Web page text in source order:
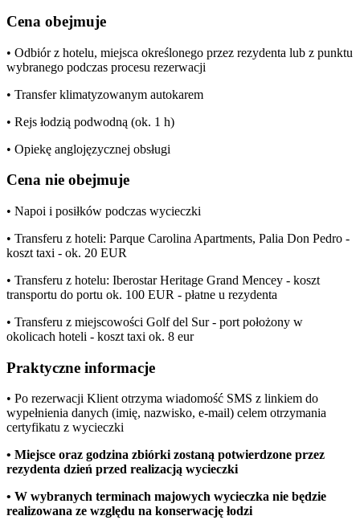
Cena obejmuje
• Odbiór z hotelu, miejsca określonego przez rezydenta lub z punktu
wybranego podczas procesu rezerwacji
• Transfer klimatyzowanym autokarem
• Rejs łodzią podwodną (ok. 1 h)
• Opiekę anglojęzycznej obsługi
Cena nie obejmuje
• Napoi i posiłków podczas wycieczki
• Transferu z hoteli: Parque Carolina Apartments, Palia Don Pedro -
koszt taxi - ok. 20 EUR
• Transferu z hotelu: Iberostar Heritage Grand Mencey - koszt
transportu do portu ok. 100 EUR - płatne u rezydenta
• Transferu z miejscowości Golf del Sur - port położony w
okolicach hoteli - koszt taxi ok. 8 eur
Praktyczne informacje
• Po rezerwacji Klient otrzyma wiadomość SMS z linkiem do
wypełnienia danych (imię, nazwisko, e-mail) celem otrzymania
certyfikatu z wycieczki
• Miejsce oraz godzina zbiórki zostaną potwierdzone przez
rezydenta dzień przed realizacją wycieczki
• W wybranych terminach majowych wycieczka nie będzie
realizowana ze względu na konserwację łodzi